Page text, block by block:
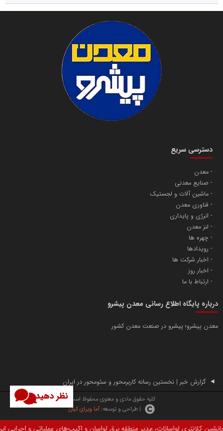
نظر دهید
دسترسی سریع
معدن
صنایع معدنی
ماشین آلات و لجستیک
فناوری معدن
انرژی و پایداری
لنز معدن
چهره ها
رویدادها
اخبار شرکت ها
اخبار روز
ارتباط با ما
درباره پایگاه اطلاع رسانی معدن پیشرو
معدن پیشرو؛ پیشرو در صنعت معدن کشور
گزارش خبر | نخستین رسانه کاربرمحور و سئومحور در ایران
کلیه حقوق مادی و معنوی محفوظ است.
| طراحی و توسعه: آما ویرای کیان
لواسانات، مدیر منطقه برق لواسان و اکیپ‌های عملیاتی و اجرایی این شرکت